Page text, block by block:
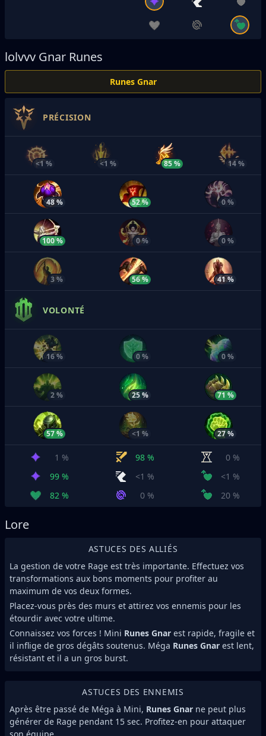
lolvvv Gnar Runes
Runes Gnar
PRÉCISION
<1 % <1 % 85 % 14 %
48 % 52 % 0 %
100 % 0 % 0 %
3 % 56 % 41 %
VOLONTÉ
16 % 0 % 0 %
2 % 25 % 71 %
57 % <1 % 27 %
1 % 98 %
0 %
99 %
<1 %
<1 %
82 %
0 % 20 %
Lore
ASTUCES DES ALLIÉS
La gestion de votre Rage est très importante. Effectuez vos
transformations aux bons moments pour profiter au
maximum de vos deux formes.
Placez-vous près des murs et attirez vos ennemis pour les
étourdir avec votre ultime.
Connaissez vos forces ! Mini Runes Gnar est rapide, fragile et
il inflige de gros dégâts soutenus. Méga Runes Gnar est lent,
résistant et il a un gros burst.
ASTUCES DES ENNEMIS
Après être passé de Méga à Mini, Runes Gnar ne peut plus
générer de Rage pendant 15 sec. Profitez-en pour attaquer